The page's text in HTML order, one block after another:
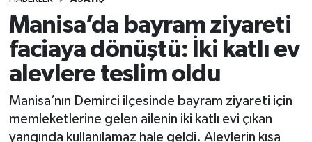
Manisa’da bayram ziyareti
faciaya dönüştü: İki katlı ev
alevlere teslim oldu
Manisa’nın Demirci ilçesinde bayram ziyareti için
memleketlerine gelen ailenin iki katlı evi çıkan
yangında kullanılamaz hale geldi. Alevlerin kısa
KÜLTÜR-SANAT
MAGAZİN
MANİSA'DA TRAFİK
SİYASET
Puan Durumu ve Fikstür
Tüm Manşetler
Son Dakika Haberleri
Haber Arşivi